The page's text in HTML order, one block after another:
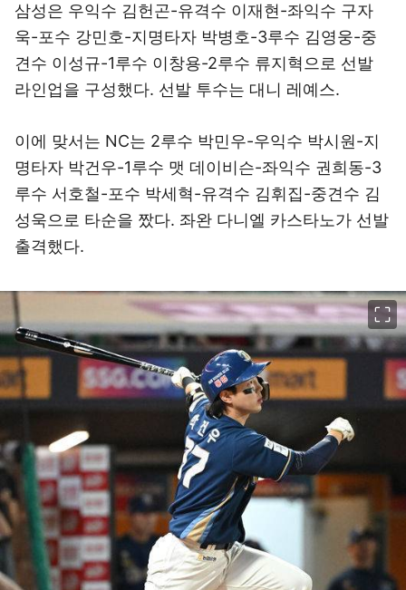
삼성은 우익수 김헌곤-유격수 이재현-좌익수 구자
욱-포수 강민호-지명타자 박병호-3루수 김영웅-중
견수 이성규-1루수 이창용-2루수 류지혁으로 선발
라인업을 구성했다. 선발 투수는 대니 레예스.
이에 맞서는 NC는 2루수 박민우-우익수 박시원-지
명타자 박건우-1루수 맷 데이비슨-좌익수 권희동-3
루수 서호철-포수 박세혁-유격수 김휘집-중견수 김
성욱으로 타순을 짰다. 좌완 다니엘 카스타노가 선발
출격했다.